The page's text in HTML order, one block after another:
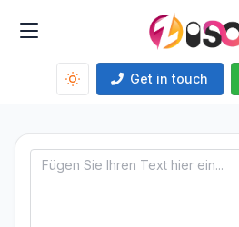
Get in touch